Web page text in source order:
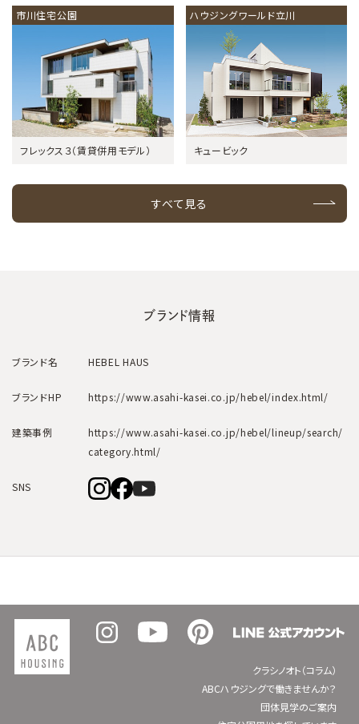
市川住宅公園
フレックス３（賃貸併用モデル）
ハウジングワールド立川
キュービック
すべて見る
ブランド情報
ブランド名 HEBEL HAUS
ブランドHP https://www.asahi-kasei.co.jp/hebel/index.html/
建築事例
https://www.asahi-kasei.co.jp/hebel/lineup/search/
category.html/
SNS
クラシノオト（コラム）
ABCハウジングで働きませんか？
団体見学のご案内